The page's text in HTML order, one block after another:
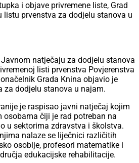
i objave privremene liste, Grad
listu prvenstva za dodjelu stanova u
natječaju za dodjelu stanova
listi prvenstva Povjerenstva
Grada Knina objavio je
za dodjelu stanova u najam.
je raspisao javni natječaj kojim
osobama čiji je rad potreban na
u sektorima zdravstva i školstva.
nalaze se liječnici različitih
osoblje, profesori matematike i
edukacijske rehabilitacije.